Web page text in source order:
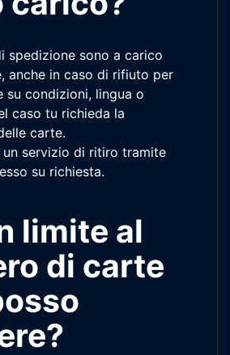
spedizione sono a carico
anche in caso di rifiuto per
su condizioni, lingua o
caso tu richieda la
carte.
un servizio di ritiro tramite
su richiesta.
limite al
di carte